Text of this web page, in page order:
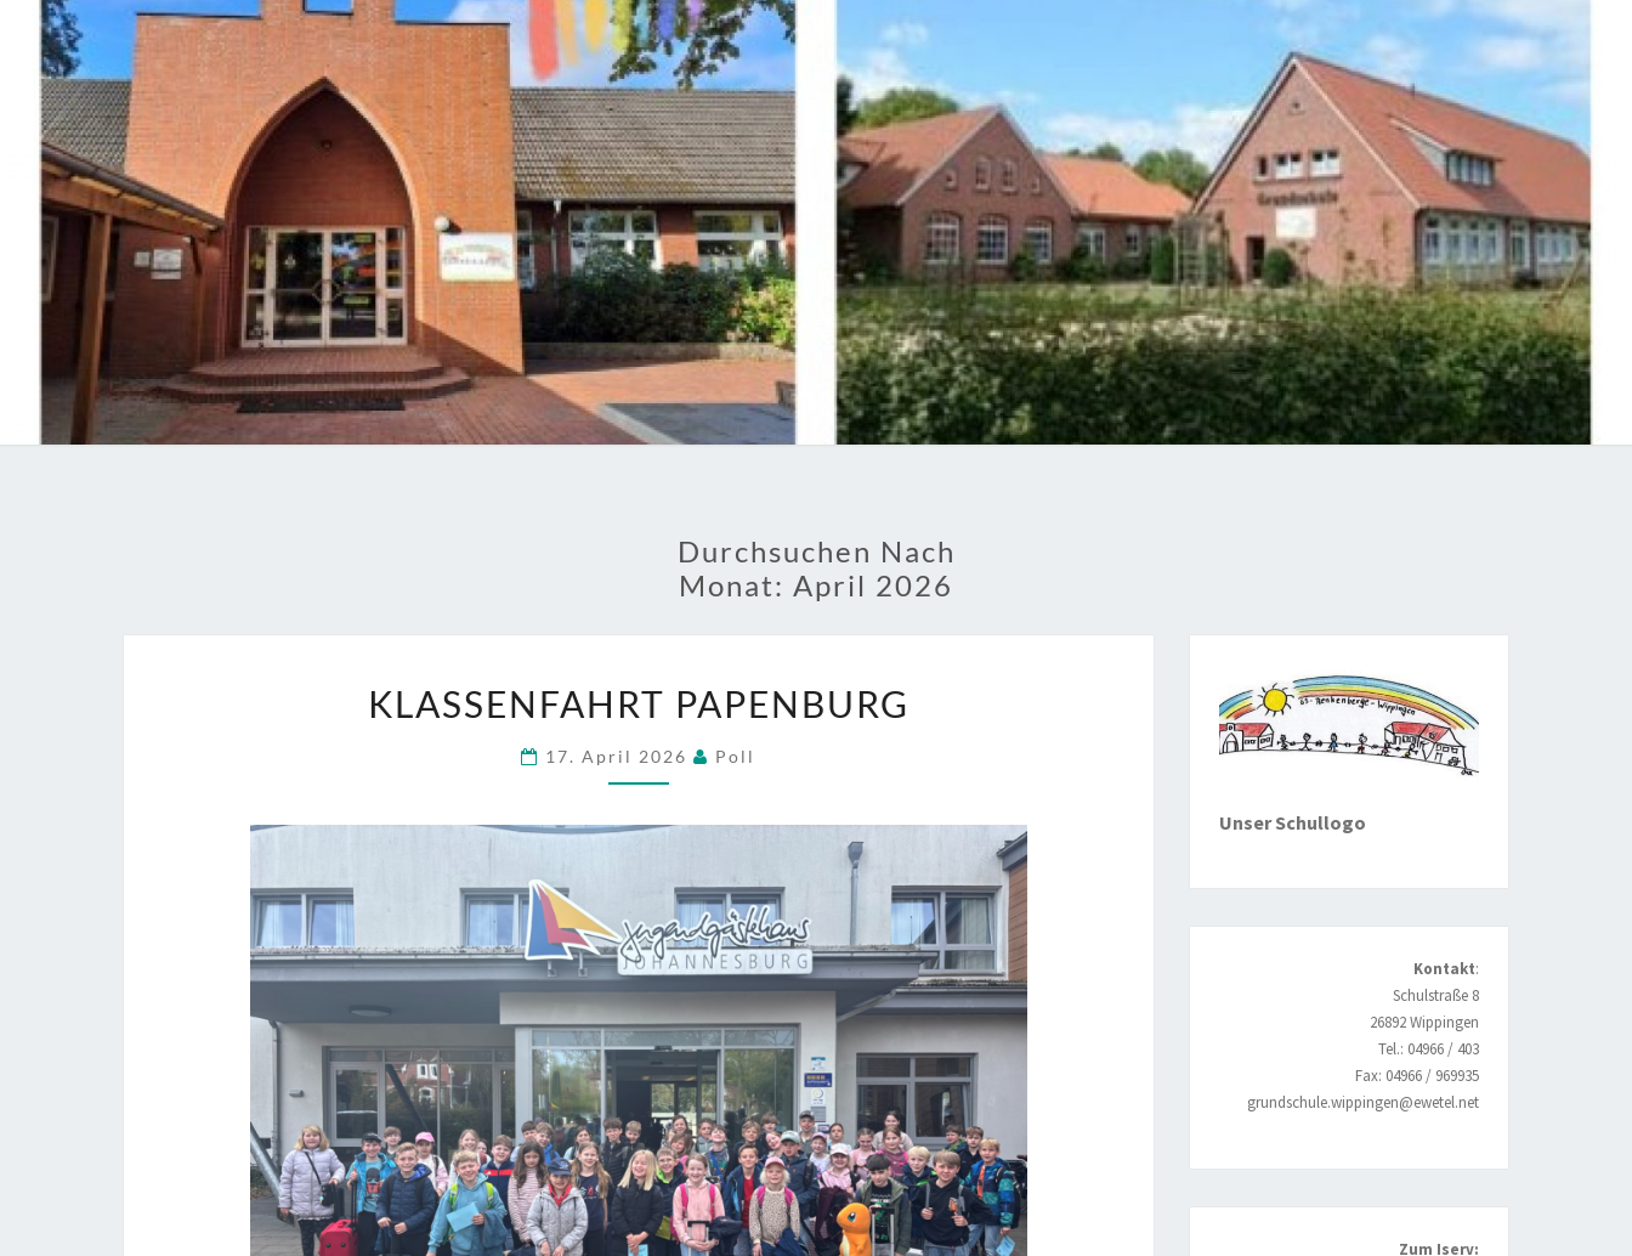
GRUNDSCHULE
RENKENBERGE-
WIPPINGEN
Durchsuchen Nach
Monat: April 2026
PAPENBURG
KLASSENFAHRT PAPENBURG
17. April 2026 Poll
Unser Schullogo
Kontakt:
Schulstraße 8
26892 Wippingen
Tel.: 04966 / 403
Fax: 04966 / 969935
grundschule.wippingen@ewetel.net
Zum Iserv: